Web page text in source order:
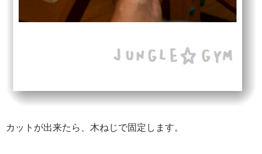
カットが出来たら、木ねじで固定します。